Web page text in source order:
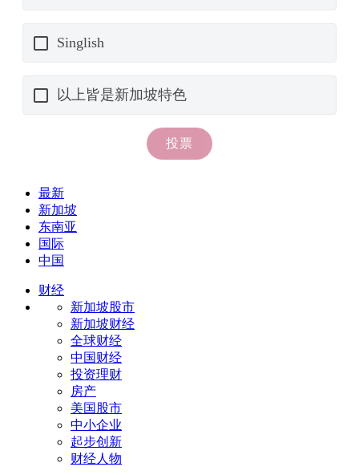
最新
新加坡
东南亚
国际
中国
财经
新加坡股市
新加坡财经
全球财经
中国财经
投资理财
房产
美国股市
中小企业
起步创新
财经人物